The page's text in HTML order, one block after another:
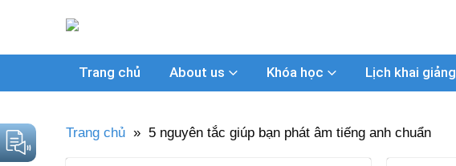
Trang chủ About us Khóa học Lịch khai giảng
Trang chủ » 5 nguyên tắc giúp bạn phát âm tiếng anh chuẩn